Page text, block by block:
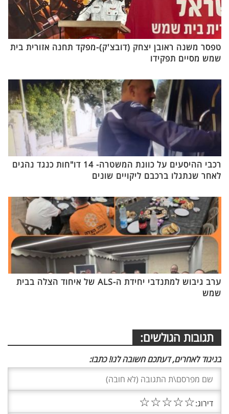
טפסר משנה ראובן יצחק (דובצ'ק)-מפקד תחנה אזורית בית
שמש מסיים תפקידו
רכבי ההיסעים על כוונת המשטרה- 14 דו"חות כנגד נהגים
לאחר שנתגלו ברכבם ליקויים שונים
ערב גיבוש למתנדבי יחידת ה-ALS של איחוד הצלה בבית
שמש
תגובות הגולשים:
בניגוד לאחרים, דעתכם חשובה לנו! כתבו:
דירוג:☆
☆
☆
☆
☆